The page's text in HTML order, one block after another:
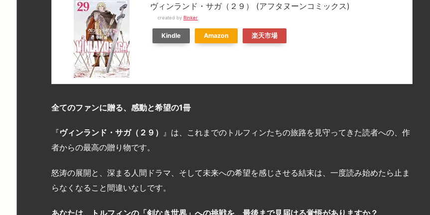
ヴィンランド・サガ（２９） (アフタヌーンコミックス)
created by Rinker
Kindle Amazon 楽天市場
全てのファンに贈る、感動と希望の1冊
『ヴィンランド・サガ（２９） 』は、これまでのトルフィンたちの旅路を見守ってきた読者への、作
者からの最高の贈り物です。
怒涛の展開と、深まる人間ドラマ、そして未来への希望を感じさせる結末は、一度読み始めたら止ま
らなくなること間違いなしです。
あなたは、トルフィンの「剣なき世界」への挑戦を、最後まで見届ける覚悟がありますか？